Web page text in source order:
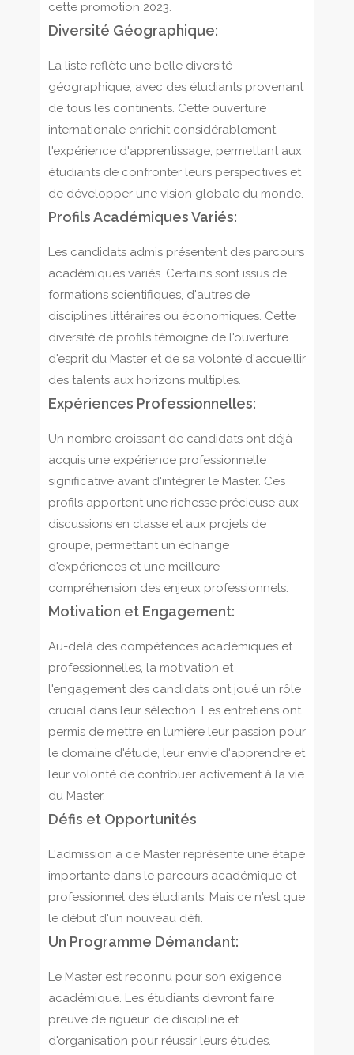
cette promotion 2023.
Diversité Géographique:
La liste reflète une belle diversité
géographique, avec des étudiants provenant
de tous les continents. Cette ouverture
internationale enrichit considérablement
l'expérience d'apprentissage, permettant aux
étudiants de confronter leurs perspectives et
de développer une vision globale du monde.
Profils Académiques Variés:
Les candidats admis présentent des parcours
académiques variés. Certains sont issus de
formations scientifiques, d'autres de
disciplines littéraires ou économiques. Cette
diversité de profils témoigne de l'ouverture
d'esprit du Master et de sa volonté d'accueillir
des talents aux horizons multiples.
Expériences Professionnelles:
Un nombre croissant de candidats ont déjà
acquis une expérience professionnelle
significative avant d'intégrer le Master. Ces
profils apportent une richesse précieuse aux
discussions en classe et aux projets de
groupe, permettant un échange
d'expériences et une meilleure
compréhension des enjeux professionnels.
Motivation et Engagement:
Au-delà des compétences académiques et
professionnelles, la motivation et
l'engagement des candidats ont joué un rôle
crucial dans leur sélection. Les entretiens ont
permis de mettre en lumière leur passion pour
le domaine d'étude, leur envie d'apprendre et
leur volonté de contribuer activement à la vie
du Master.
Défis et Opportunités
L'admission à ce Master représente une étape
importante dans le parcours académique et
professionnel des étudiants. Mais ce n'est que
le début d'un nouveau défi.
Un Programme Démandant:
Le Master est reconnu pour son exigence
académique. Les étudiants devront faire
preuve de rigueur, de discipline et
d'organisation pour réussir leurs études.